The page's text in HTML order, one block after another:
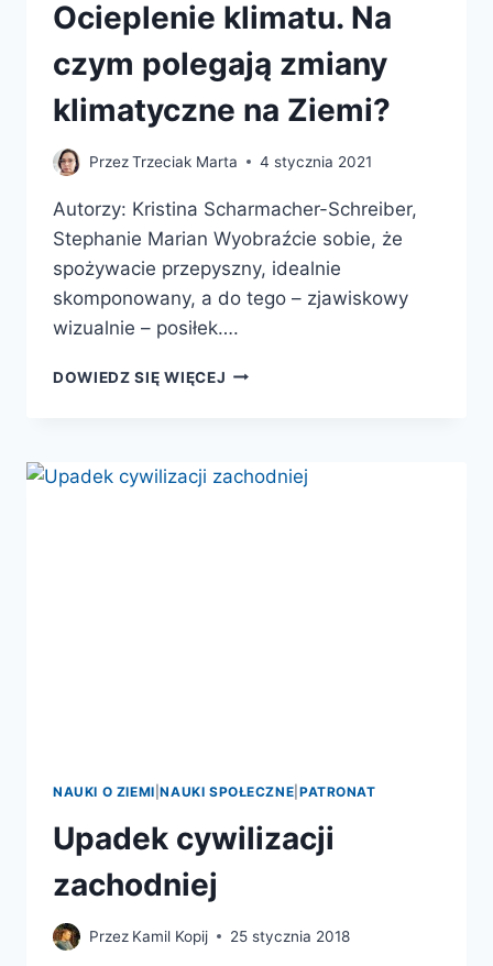
Ocieplenie klimatu. Na
czym polegają zmiany
klimatyczne na Ziemi?
PrzezTrzeciak Marta 4 stycznia 2021
Autorzy: Kristina Scharmacher-Schreiber,
Stephanie Marian Wyobraźcie sobie, że
spożywacie przepyszny, idealnie
skomponowany, a do tego – zjawiskowy
wizualnie – posiłek….
DOWIEDZ SIĘ WIĘCEJ OCIEPLENIE
ZMIANY
NAUKI O ZIEMI |NAUKI SPOŁECZNE PATRONAT
Upadek cywilizacji
zachodniej
Przez Kamil Kopij 25 stycznia 2018